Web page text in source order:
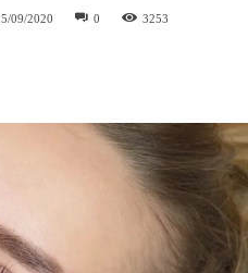
09/2020 0 3253